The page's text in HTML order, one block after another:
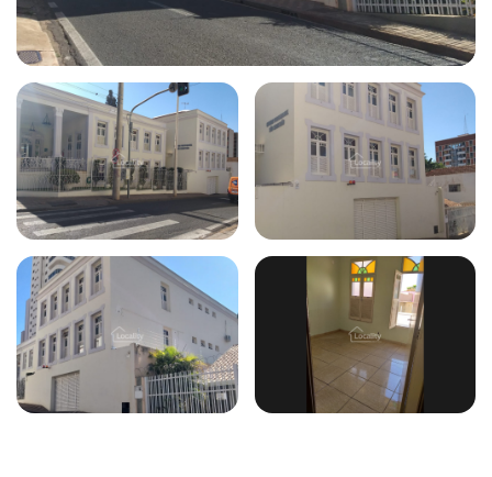
Todas as fotos